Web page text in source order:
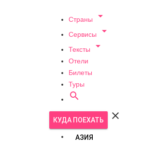
Страны 
Сервисы 
Тексты 
Отели
Билеты
Туры

КУДА ПОЕХАТЬ 
АЗИЯ